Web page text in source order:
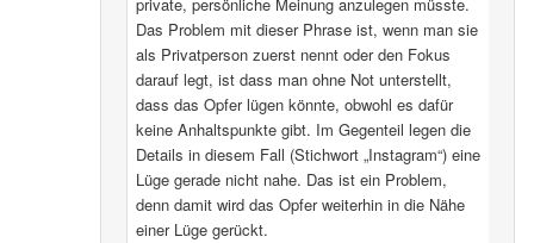
Das Problem mit dieser Phrase ist, wenn man sie
als Privatperson zuerst nennt oder den Fokus
darauf legt, ist dass man ohne Not unterstellt,
dass das Opfer lügen könnte, obwohl es dafür
keine Anhaltspunkte gibt. Im Gegenteil legen die
Details in diesem Fall (Stichwort „Instagram“) eine
Lüge gerade nicht nahe. Das ist ein Problem,
denn damit wird das Opfer weiterhin in die Nähe
einer Lüge gerückt.